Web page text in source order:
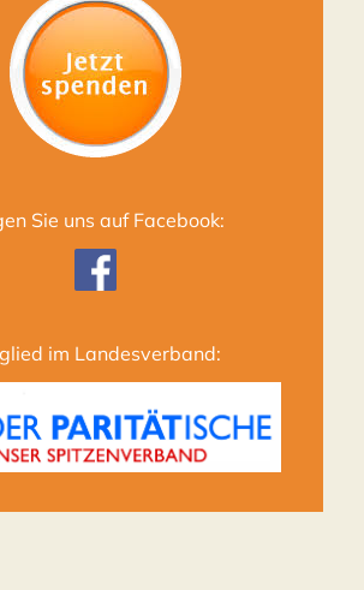
Sie uns auf Facebook:
im Landesverband: